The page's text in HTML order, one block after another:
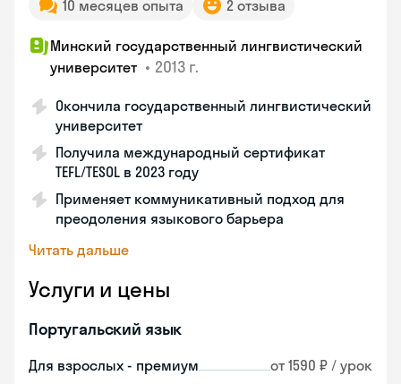
10 месяцев опыта 2 отзыва
Минский государственный лингвистический
университет • 2013 г.
Окончила государственный лингвистический
университет
Получила международный сертификат
TEFL/TESOL в 2023 году
Применяет коммуникативный подход для
преодоления языкового барьера
Читать дальше
Услуги и цены
Португальский язык
Для взрослых - премиум от 1590 ₽ / урок